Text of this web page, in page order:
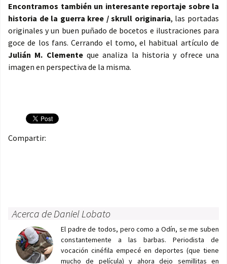
Encontramos también un interesante reportaje sobre la
historia de la guerra kree / skrull originaria, las portadas
originales y un buen puñado de bocetos e ilustraciones para
goce de los fans. Cerrando el tomo, el habitual artículo de
Julián M. Clementeque analiza la historia y ofrece una
imagen en perspectiva de la misma.
Compartir:
Acerca de Daniel Lobato
El padre de todos, pero como a Odín, se me suben
constantemente a las barbas. Periodista de
vocación cinéfila empecé en deportes (que tiene
mucho de película) y ahora dejo semillitas en